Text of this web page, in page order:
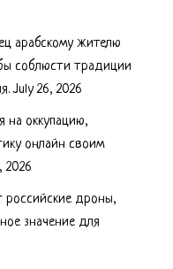
арабскому жителю
соблюсти традиции
July 26, 2026
на оккупацию,
онлайн своим
2026
российские дроны,
значение для